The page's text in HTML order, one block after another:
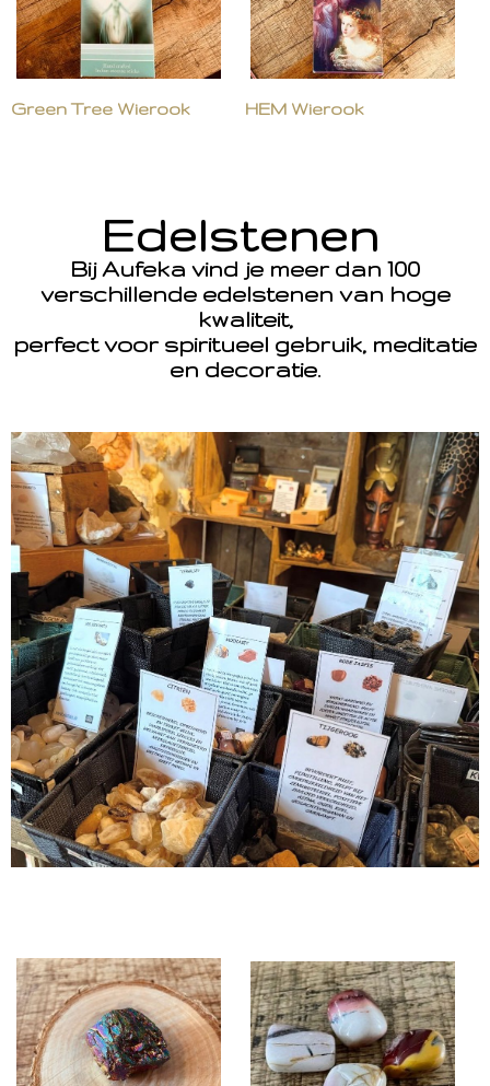
Green Tree Wierook HEM Wierook
Edelstenen
Bij Aufeka vind je meer dan 100
verschillende edelstenen van hoge
kwaliteit,
perfect voor spiritueel gebruik, meditatie
en decoratie.